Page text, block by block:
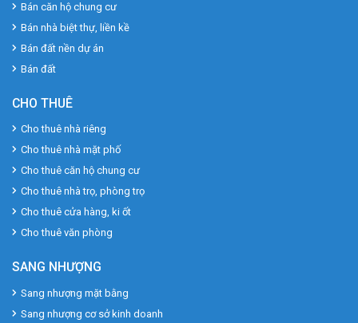
Bán căn hộ chung cư
Bán nhà biệt thự, liền kề
Bán đất nền dự án
Bán đất
CHO THUÊ
Cho thuê nhà riêng
Cho thuê nhà mặt phố
Cho thuê căn hộ chung cư
Cho thuê nhà trọ, phòng trọ
Cho thuê cửa hàng, ki ốt
Cho thuê văn phòng
SANG NHƯỢNG
Sang nhượng mặt bằng
Sang nhượng cơ sở kinh doanh